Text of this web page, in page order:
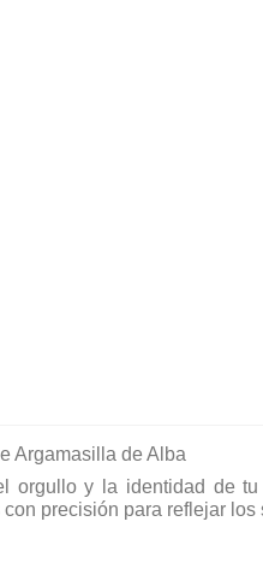
Argamasilla de Alba
orgullo y la identidad de
precisión para reflejar